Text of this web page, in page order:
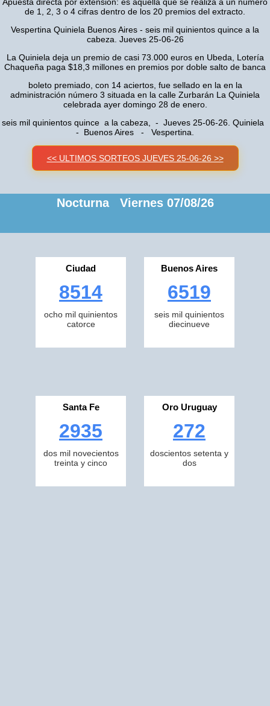
de 1, 2, 3 o 4 cifras dentro de los 20 premios del extracto.
Vespertina Quiniela Buenos Aires - seis mil quinientos quince a la
cabeza. Jueves 25-06-26
La Quiniela deja un premio de casi 73.000 euros en Ubeda, Lotería
Chaqueña paga $18,3 millones en premios por doble salto de banca
boleto premiado, con 14 aciertos, fue sellado en la en la
administración número 3 situada en la calle Zurbarán La Quiniela
celebrada ayer domingo 28 de enero.
seis mil quinientos quince a la cabeza, - Jueves 25-06-26. Quiniela
- Buenos Aires - Vespertina.
<< ULTIMOS SORTEOS JUEVES 25-06-26 >>
Nocturna Viernes 07/08/26
Ciudad
8514
ocho mil quinientos
catorce
Buenos Aires
6519
seis mil quinientos
diecinueve
Santa Fe
2935
dos mil novecientos
treinta y cinco
Oro Uruguay
272
doscientos setenta y
dos